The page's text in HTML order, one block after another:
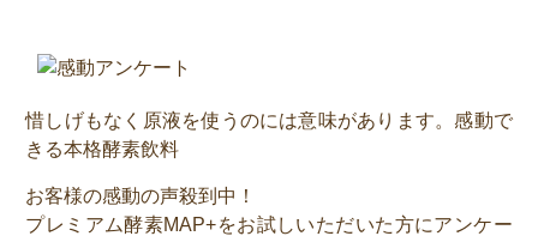
惜しげもなく原液を使うのには意味があります。感動で
きる本格酵素飲料
お客様の感動の声殺到中！
プレミアム酵素MAP+をお試しいただいた方にアンケー